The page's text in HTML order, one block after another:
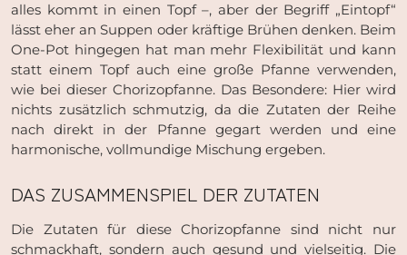
alles kommt in einen Topf –, aber der Begriff „Eintopf“
lässt eher an Suppen oder kräftige Brühen denken. Beim
One-Pot hingegen hat man mehr Flexibilität und kann
statt einem Topf auch eine große Pfanne verwenden,
wie bei dieser Chorizopfanne. Das Besondere: Hier wird
nichts zusätzlich schmutzig, da die Zutaten der Reihe
nach direkt in der Pfanne gegart werden und eine
harmonische, vollmundige Mischung ergeben.
DAS ZUSAMMENSPIEL DER ZUTATEN
Die Zutaten für diese Chorizopfanne sind nicht nur
schmackhaft, sondern auch gesund und vielseitig. Die